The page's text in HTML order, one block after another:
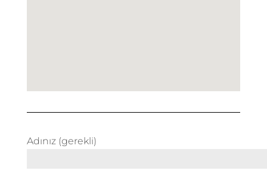
Adınız (gerekli)